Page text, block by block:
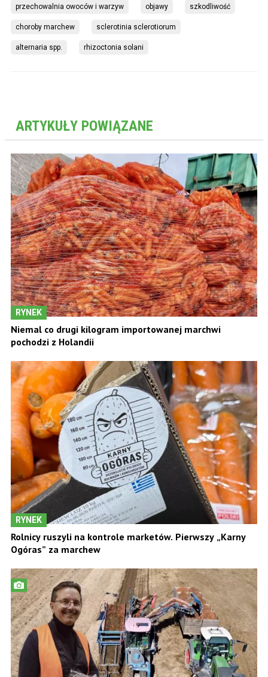
przechowalnia owoców i warzyw objawy szkodliwość
choroby marchew sclerotinia sclerotiorum
alternaria spp. rhizoctonia solani
ARTYKUŁY POWIĄZANE
RYNEK
Niemal co drugi kilogram importowanej marchwi
pochodzi z Holandii
RYNEK
Rolnicy ruszyli na kontrole marketów. Pierwszy „Karny
Ogóras” za marchew